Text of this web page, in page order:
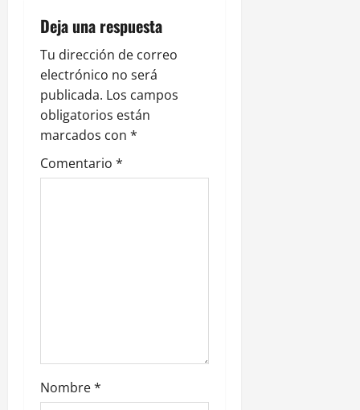
ó
n
d
e
e
n
a
s
Deja una respuesta
Tu dirección de correo
electrónico no será
publicada. Los campos
obligatorios están
marcados con *
Comentario *
Nombre*